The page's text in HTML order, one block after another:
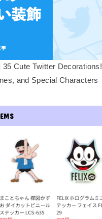
Cute Twitter Decorations!
and Special Characters